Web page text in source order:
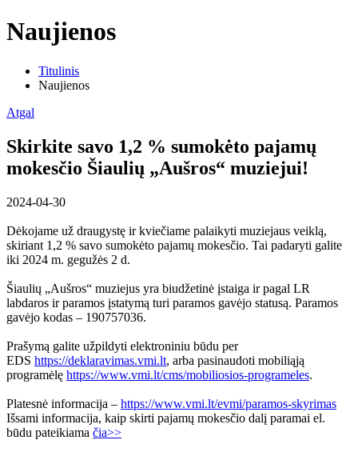
Naujienos
Titulinis
Naujienos
Atgal
Skirkite savo 1,2 % sumokėto pajamų
mokesčio Šiaulių „Aušros“ muziejui!
2024-04-30
Dėkojame už draugystę ir kviečiame palaikyti muziejaus veiklą,
skiriant 1,2 % savo sumokėto pajamų mokesčio. Tai padaryti galite
iki 2024 m. gegužės 2 d.
Šiaulių „Aušros“ muziejus yra biudžetinė įstaiga ir pagal LR
labdaros ir paramos įstatymą turi paramos gavėjo statusą. Paramos
gavėjo kodas – 190757036.
Prašymą galite užpildyti elektroniniu būdu per
EDS https://deklaravimas.vmi.lt, arba pasinaudoti mobiliąją
programėlę https://www.vmi.lt/cms/mobiliosios-programeles.
Platesnė informacija – https://www.vmi.lt/evmi/paramos-skyrimas
Išsami informacija, kaip skirti pajamų mokesčio dalį paramai el.
būdu pateikiama čia>>